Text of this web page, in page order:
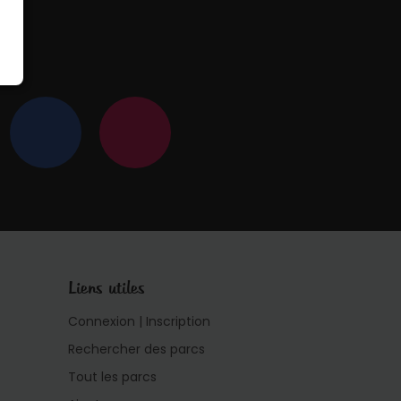
Liens utiles
Connexion | Inscription
Rechercher des parcs
Tout les parcs